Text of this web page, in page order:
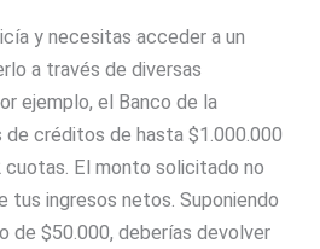
y necesitas acceder a un
a través de diversas
ejemplo, el Banco de la
de créditos de hasta $1.000.000
cuotas. El monto solicitado no
tus ingresos netos. Suponiendo
de $50.000, deberías devolver